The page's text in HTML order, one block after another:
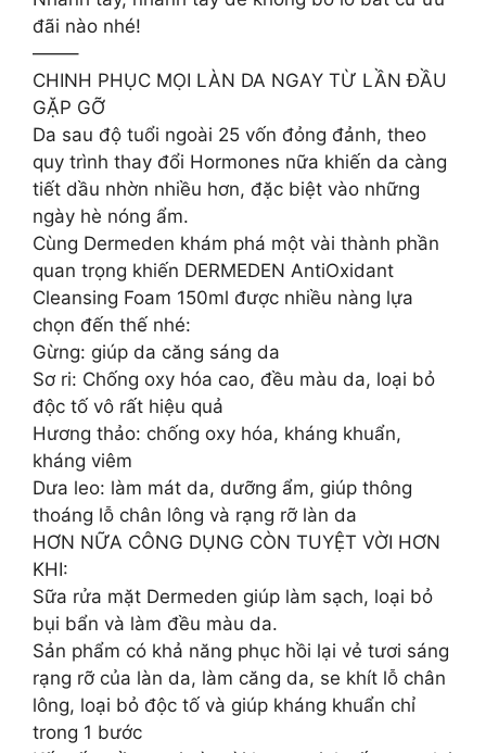
đãi nào nhé!
——–
CHINH PHỤC MỌI LÀN DA NGAY TỪ LẦN ĐẦU
GẶP GỠ
Da sau độ tuổi ngoài 25 vốn đỏng đảnh, theo
quy trình thay đổi Hormones nữa khiến da càng
tiết dầu nhờn nhiều hơn, đặc biệt vào những
ngày hè nóng ẩm.
Cùng Dermeden khám phá một vài thành phần
quan trọng khiến DERMEDEN AntiOxidant
Cleansing Foam 150ml được nhiều nàng lựa
chọn đến thế nhé:
Gừng: giúp da căng sáng da
Sơ ri: Chống oxy hóa cao, đều màu da, loại bỏ
độc tố vô rất hiệu quả
Hương thảo: chống oxy hóa, kháng khuẩn,
kháng viêm
Dưa leo: làm mát da, dưỡng ẩm, giúp thông
thoáng lỗ chân lông và rạng rỡ làn da
HƠN NỮA CÔNG DỤNG CÒN TUYỆT VỜI HƠN
KHI:
Sữa rửa mặt Dermeden giúp làm sạch, loại bỏ
bụi bẩn và làm đều màu da.
Sản phẩm có khả năng phục hồi lại vẻ tươi sáng
rạng rỡ của làn da, làm căng da, se khít lỗ chân
lông, loại bỏ độc tố và giúp kháng khuẩn chỉ
trong 1 bước